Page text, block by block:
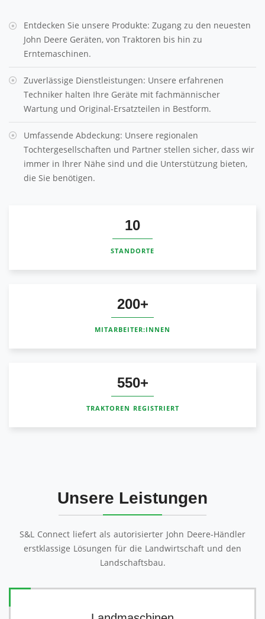
Entdecken Sie unsere Produkte: Zugang zu den neuesten
John Deere Geräten, von Traktoren bis hin zu
Erntemaschinen.
Zuverlässige Dienstleistungen: Unsere erfahrenen
Techniker halten Ihre Geräte mit fachmännischer
Wartung und Original-Ersatzteilen in Bestform.
Umfassende Abdeckung: Unsere regionalen
Tochtergesellschaften und Partner stellen sicher, dass wir
immer in Ihrer Nähe sind und die Unterstützung bieten,
die Sie benötigen.
10
STANDORTE
200
MITARBEITER:INNEN
550
TRAKTOREN REGISTRIERT
Unsere Leistungen
S&L Connect liefert als autorisierter John Deere-Händler
erstklassige Lösungen für die Landwirtschaft und den
Landschaftsbau.